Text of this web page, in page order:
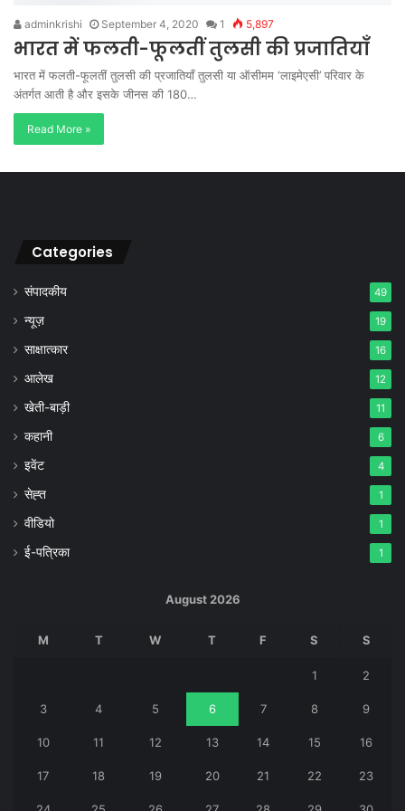
adminkrishi September 4, 2020 1 5,897
भारत में फलती-फूलतीं तुलसी की प्रजातियाँ
भारत में फलती-फूलतीं तुलसी की प्रजातियाँ तुलसी या ऑसीमम ‘लाइमेएसी’ परिवार के
अंतर्गत आती है और इसके जीनस की 180…
Read More »
Categories
संपादकीय 49
न्यूज़ 19
साक्षात्कार 16
आलेख 12
खेती-बाड़ी 11
कहानी 6
इवेंट 4
सेह्त 1
वीडियो 1
ई-पत्रिका 1
August 2026
M T W T F S S
1 2
3 4 5 6 7 8 9
10 11 12 13 14 15 16
17 18 19 20 21 22 23